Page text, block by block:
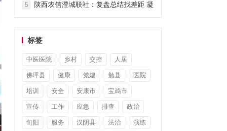
5
陕西农信澄城联社：复盘总结找差距 凝
标签
中医医院 乡村 交控 人居
佛坪县 健康 党建 勉县 医院
培训 安全 安康市 宝鸡市
宣传 工作 应急 排查 政治
旬阳 服务 汉阴县 法治 演练